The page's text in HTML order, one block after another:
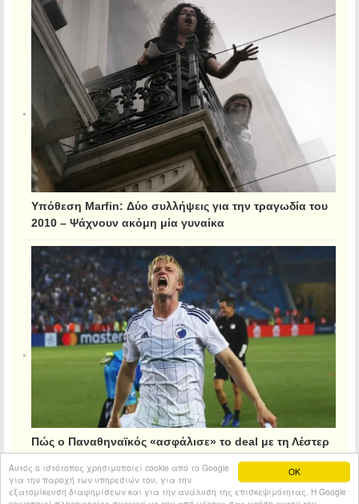
OK
Αυτός ο ιστότοπος χρησιμοποιεί cookie από το Google
για την παροχή των υπηρεσιών του, για την
εξατομίκευση διαφημίσεων και για την ανάλυση της επισκεψιμότητας. Η Google
Υπόθεση Marfin: Δύο συλλήψεις για την τραγωδία του
2010 – Ψάχνουν ακόμη μία γυναίκα
Πώς ο Παναθηναϊκός «ασφάλισε» το deal με τη Λέστερ